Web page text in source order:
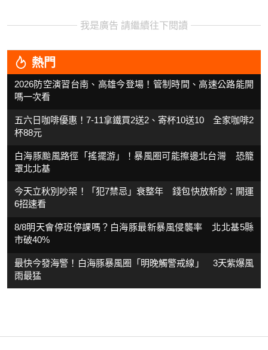
我是廣告 請繼續往下閱讀
熱門
2026防空演習台南、高雄今登場！管制時間、高速公路能開
嗎一次看
五六日咖啡優惠！7-11拿鐵買2送2、寄杯10送10 全家咖啡2
杯88元
白海豚颱風路徑「搖擺游」！暴風圈可能擦邊北台灣 恐籠
罩北北基
今天立秋別吵架！「犯7禁忌」衰整年 錢包快放新鈔：開運
6招速看
8/8明天會停班停課嗎？白海豚最新暴風侵襲率 北北基5縣
市破40%
最快今發海警！白海豚暴風圈「明晚觸警戒線」 3天紫爆風
雨最猛